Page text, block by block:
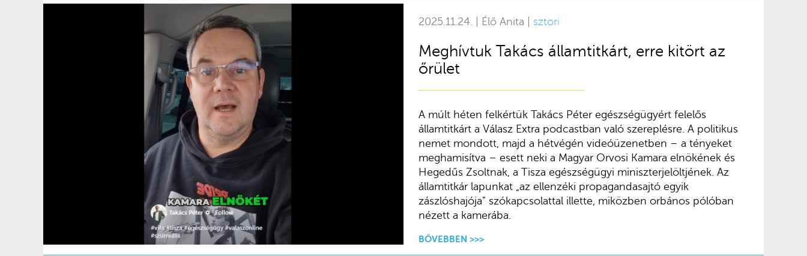
2025.11.24. | Élő Anita | sztori
Meghívtuk Takács államtitkárt, erre kitört az
őrület
A múlt héten felkértük Takács Péter egészségügyért felelős
államtitkárt a Válasz Extra podcastban való szereplésre. A politikus
nemet mondott, majd a hétvégén videóüzenetben – a tényeket
meghamisítva – esett neki a Magyar Orvosi Kamara elnökének és
Hegedűs Zsoltnak, a Tisza egészségügyi miniszterjelöltjének. Az
államtitkár lapunkat „az ellenzéki propagandasajtó egyik
zászlóshajója” szókapcsolattal illette, miközben orbános pólóban
nézett a kamerába.
BŐVEBBEN >>>